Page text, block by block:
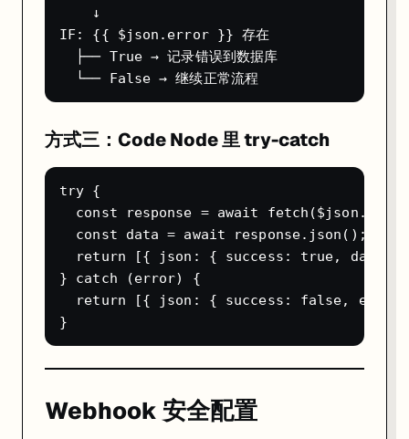
Q: 如何调试 Expression 表达式？
在节点配置面板，Expression 输入框旁边有一个小眼睛图标，点击可
Q: n8n 能替代自建微服务吗？
学习资源
资源
docs.n8n.io
工作流模板库（900+） n8n.io/workflows
community.n8n.io
AI 工作流专区
n8n.io/workflows/categories/ai
Level 1 官方课程
docs.n8n.io/courses/level-one
    ↓
IF: {{ $json.error }} 存在
  ├── True → 记录错误到数据库
方式三：Code Node 里 try-catch
try {
  const response = await fetch($json.url);
  const data = await response.json();
return [{ json: { success: true, data }
} catch (error) {
return [{ json: { success: false,
Webhook 安全配置